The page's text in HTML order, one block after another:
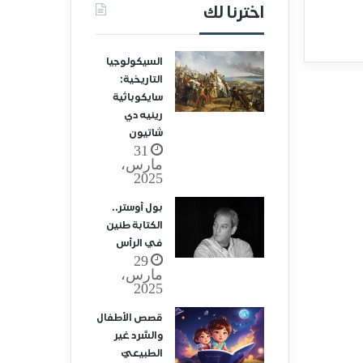
اخترنا لك
السيكولوجيا
التاريخية:
سايكوباثية
رينيه دي
شاتيون
31
مارس،
2025
بول أوستر..
الكتابة طنين
في الرأس
29
مارس،
2025
قصص الأطفال
والسَّرد غير
الطبيعيّ